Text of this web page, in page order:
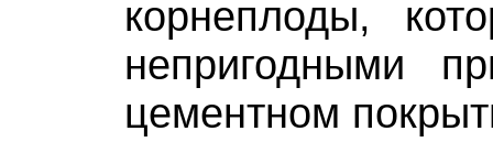
корнеплоды,
непригодными
цементном